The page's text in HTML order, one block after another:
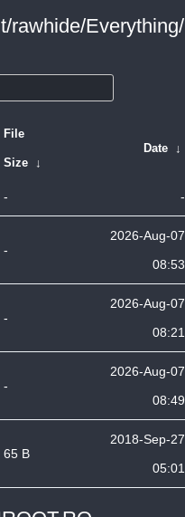
rawhide/Everything/
File
Size ↓
Date ↓
- -
-
2026-Aug-07
08:53
-
2026-Aug-07
08:21
-
2026-Aug-07
08:49
65 B
2018-Sep-27
05:01